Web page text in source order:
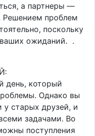
а партнеры —
Решением проблем
поскольку
ожиданий. .
день, который
Однако вы
старых друзей, и
задачами. Во
поступления